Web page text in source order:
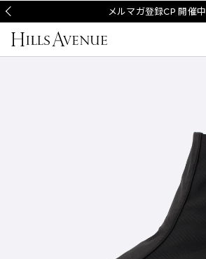
メルマガ登録CP 開催中